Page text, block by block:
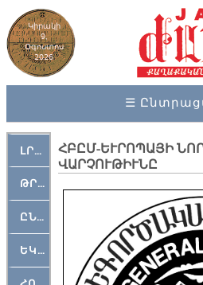
Կիրակի
9,
Օգոստոս
2026
☰
ԼՐԱՀՈՍ
ԹՐՔԱՀԱՅ ԿԵԱՆՔ
ԸՆԿԵՐԱՄՇԱԿՈՒԹԱՅԻՆ
ԵԿԵՂԵՑԱԿԱՆ
ՀԲԸՄ-ԵՒՐՈՊԱՅԻ
ՎԱՐՉՈՒԹԻՒՆԸ